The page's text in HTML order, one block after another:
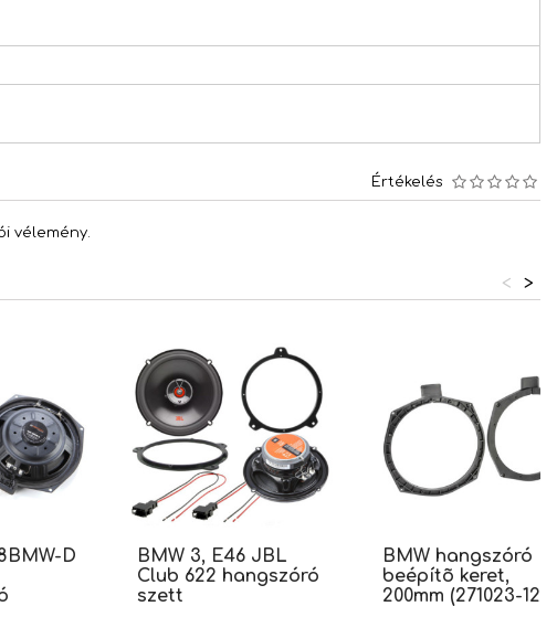
Értékelés
vélemény.
>
<
D
BMW 3, E46 JBL
Club 622 hangszóró
szett
BMW hangszóró
beépítõ keret,
200mm (271023-12)